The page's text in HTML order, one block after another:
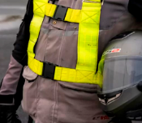
Vicente
Prenota ora